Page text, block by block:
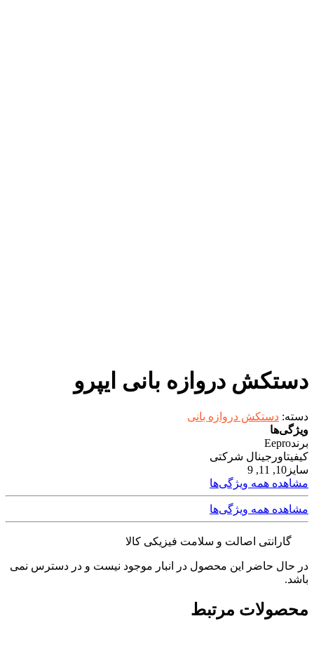
دستکش دروازه بانی ایپرو
دسته: دستکش دروازه بانی
ویژگی‌ها
برندEepro
کیفیتاورجینال شرکتی
سایز 10, 11, 9
مشاهده همه ویژگی‌ها
مشاهده همه ویژگی‌ها
گارانتی اصالت و سلامت فیزیکی کالا
در حال حاضر این محصول در انبار موجود نیست و در دسترس نمی
باشد.
محصولات مرتبط